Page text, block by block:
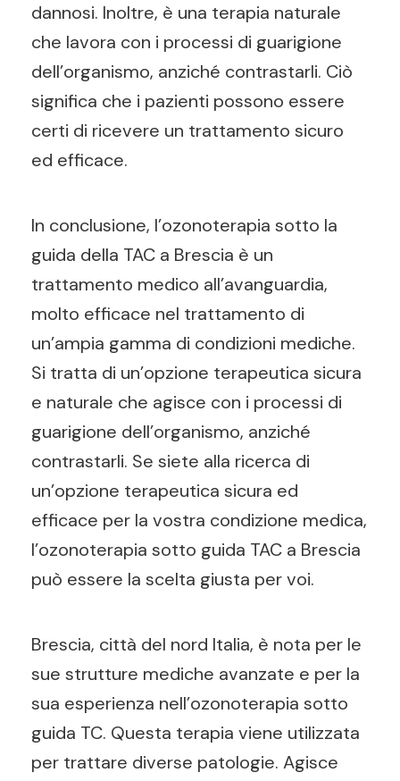
dannosi. Inoltre, è una terapia naturale
che lavora con i processi di guarigione
dell’organismo, anziché contrastarli. Ciò
significa che i pazienti possono essere
certi di ricevere un trattamento sicuro
ed efficace.
In conclusione, l’ozonoterapia sotto la
guida della TAC a Brescia è un
trattamento medico all’avanguardia,
molto efficace nel trattamento di
un’ampia gamma di condizioni mediche.
Si tratta di un’opzione terapeutica sicura
e naturale che agisce con i processi di
guarigione dell’organismo, anziché
contrastarli. Se siete alla ricerca di
un’opzione terapeutica sicura ed
efficace per la vostra condizione medica,
l’ozonoterapia sotto guida TAC a Brescia
può essere la scelta giusta per voi.
Brescia, città del nord Italia, è nota per le
sue strutture mediche avanzate e per la
sua esperienza nell’ozonoterapia sotto
guida TC. Questa terapia viene utilizzata
per trattare diverse patologie. Agisce